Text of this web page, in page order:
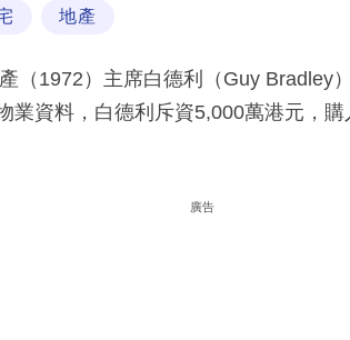
地產
（1972）主席白德利（Guy Bradley
業資料，白德利斥資5,000萬港元，
廣告